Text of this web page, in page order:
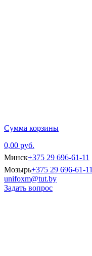
Сумма корзины
0,00 руб.
Минск+375 29 696-61-11
Мозырь+375 29 696-61-11
unifoxm@tut.by
Задать вопрос